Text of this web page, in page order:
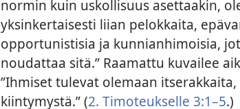
normin kuin uskollisuus asettaakin,
yksinkertaisesti liian pelokkaita,
opportunistisia ja kunnianhimoisia,
noudattaa sitä.” Raamattu kuvailee
”Ihmiset tulevat olemaan
kiintymystä.” (2. Timoteukselle 3:1–5.)